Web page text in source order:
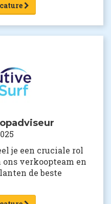
je een cruciale rol
verkoopteam en
de beste